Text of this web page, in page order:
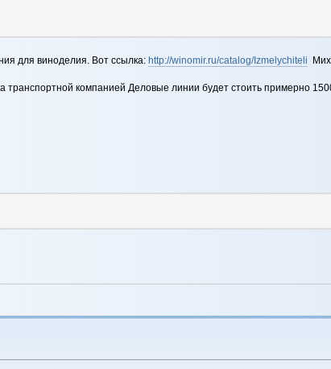
для виноделия. Вот ссылка: http://winomir.ru/catalog/Izmelychiteli
компанией Деловые линии будет стоить примерно